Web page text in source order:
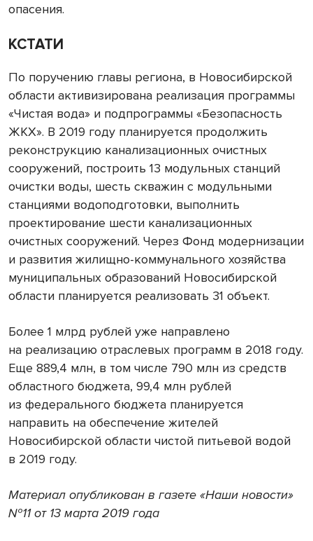
опасения.
КСТАТИ
По поручению главы региона, в Новосибирской
области активизирована реализация программы
«Чистая вода» и подпрограммы «Безопасность
ЖКХ». В 2019 году планируется продолжить
реконструкцию канализационных очистных
сооружений, построить 13 модульных станций
очистки воды, шесть скважин с модульными
станциями водоподготовки, выполнить
проектирование шести канализационных
очистных сооружений. Через Фонд модернизации
и развития жилищно-коммунального хозяйства
муниципальных образований Новосибирской
области планируется реализовать 31 объект.
Более 1 млрд рублей уже направлено
на реализацию отраслевых программ в 2018 году.
Еще 889,4 млн, в том числе 790 млн из средств
областного бюджета, 99,4 млн рублей
из федерального бюджета планируется
направить на обеспечение жителей
Новосибирской области чистой питьевой водой
в 2019 году.
Материал опубликован в газете «Наши новости»
№11 от 13 марта 2019 года